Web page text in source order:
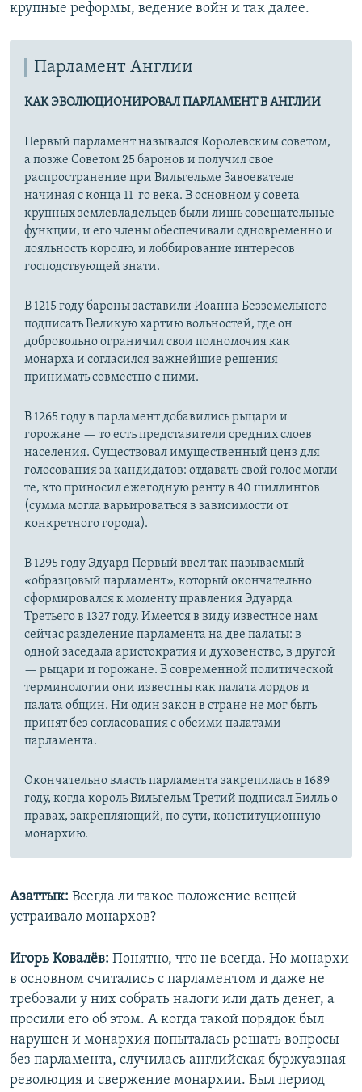
крупные реформы, ведение войн и так далее.
Парламент Англии
КАК ЭВОЛЮЦИОНИРОВАЛ ПАРЛАМЕНТ В АНГЛИИ
Первый парламент назывался Королевским советом,
а позже Советом 25 баронов и получил свое
распространение при Вильгельме Завоевателе
начиная с конца 11-го века. В основном у совета
крупных землевладельцев были лишь совещательные
функции, и его члены обеспечивали одновременно и
лояльность королю, и лоббирование интересов
господствующей знати.
В 1215 году бароны заставили Иоанна Безземельного
подписать Великую хартию вольностей, где он
добровольно ограничил свои полномочия как
монарха и согласился важнейшие решения
принимать совместно с ними.
В 1265 году в парламент добавились рыцари и
горожане — то есть представители средних слоев
населения. Существовал имущественный ценз для
голосования за кандидатов: отдавать свой голос могли
те, кто приносил ежегодную ренту в 40 шиллингов
(сумма могла варьироваться в зависимости от
конкретного города).
В 1295 году Эдуард Первый ввел так называемый
«образцовый парламент», который окончательно
сформировался к моменту правления Эдуарда
Третьего в 1327 году. Имеется в виду известное нам
сейчас разделение парламента на две палаты: в
одной заседала аристократия и духовенство, в другой
— рыцари и горожане. В современной политической
терминологии они известны как палата лордов и
палата общин. Ни один закон в стране не мог быть
принят без согласования с обеими палатами
парламента.
Окончательно власть парламента закрепилась в 1689
году, когда король Вильгельм Третий подписал Билль о
правах, закрепляющий, по сути, конституционную
монархию.
Азаттык: Всегда ли такое положение вещей
устраивало монархов?
Игорь Ковалёв: Понятно, что не всегда. Но монархи
в основном считались с парламентом и даже не
требовали у них собрать налоги или дать денег, а
просили его об этом. А когда такой порядок был
нарушен и монархия попыталась решать вопросы
без парламента, случилась английская буржуазная
революция и свержение монархии. Был период